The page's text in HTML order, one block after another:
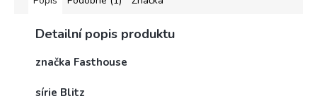
Detailní popis produktu
značka Fasthouse
sírie Blitz